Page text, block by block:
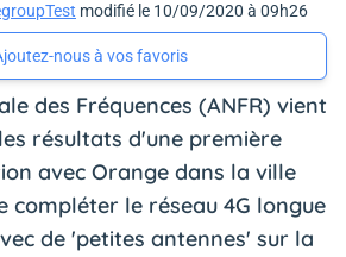
modifié le 10/09/2020 à 09h26
nous à vos favoris
des Fréquences (ANFR) vient
résultats d'une première
avec Orange dans la ville
compléter le réseau 4G longue
de 'petites antennes' sur la